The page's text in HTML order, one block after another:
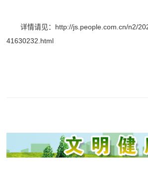
详情请见：http://js.people.com.cn/n2/
41630232.html